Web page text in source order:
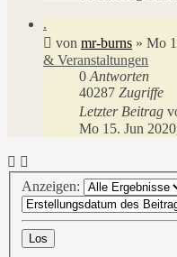
.
von mr-burns » Mo
& Veranstaltungen
0 Antworten
40287 Zugriffe
Letzter Beitrag
Mo 15. Jun
Anzeigen: